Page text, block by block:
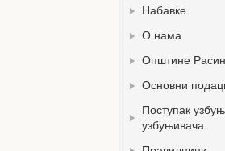
Набавке
О нама
Општине
Основни
Поступак
узбуњивача